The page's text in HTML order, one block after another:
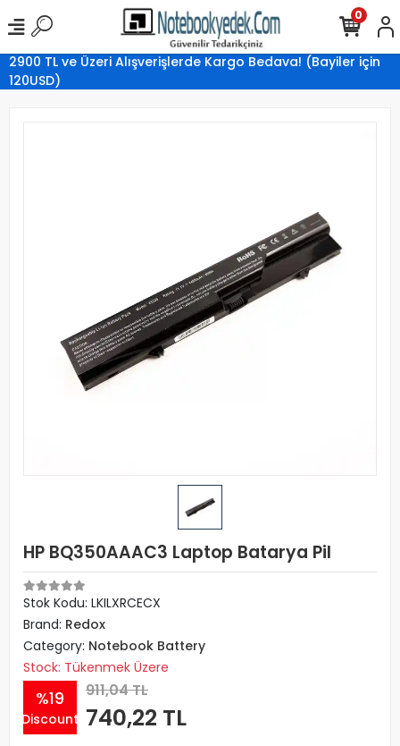
2900 TL ve Üzeri Alışverişlerde Kargo Bedava! (Bayiler için
120USD)
0
HP BQ350AAAC3 Laptop Batarya Pil
Stok Kodu: LKILXRCECX
Brand: Redox
Category: Notebook Battery
Stock: Tükenmek Üzere
%19
Discount
911,04 TL
740,22 TL